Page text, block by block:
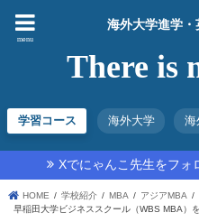
海外大学進学・
There is
menu
学習コース 海外大学 海
Xでにゃんこ先生をフォ
HOME 学校紹介 MBA
アジアMBA
早稲田大学ビジネススクール（WBS MBA）